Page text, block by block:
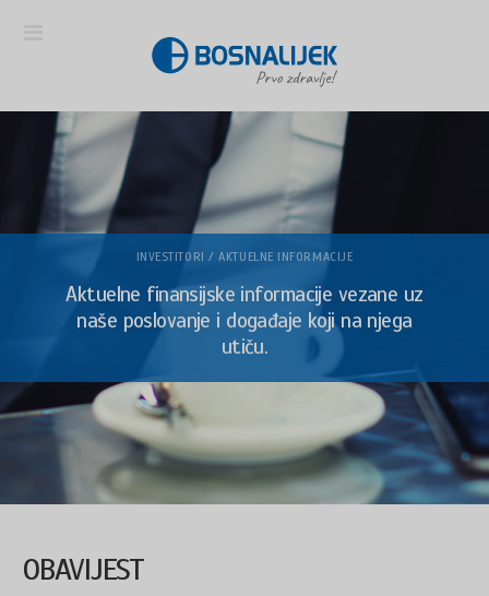
INVESTITORI / AKTUELNE INFORMACIJE
Aktuelne finansijske informacije vezane uz
naše poslovanje i događaje koji na njega
utiču.
OBAVIJEST